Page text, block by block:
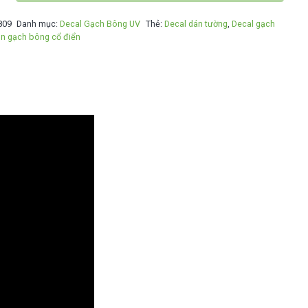
Danh mục:Decal Gạch Bông UV Thẻ: Decal dán tường, Decal gạch
gạch bông cổ điển